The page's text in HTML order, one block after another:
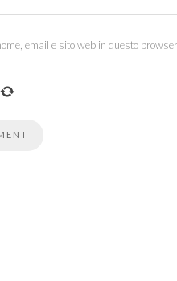
email e sito web in questo